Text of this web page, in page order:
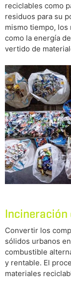
reciclables como
residuos para su
mismo tiempo,
como la energía
vertido de
Convertir los
sólidos urbanos
combustible
y rentable. El
materiales